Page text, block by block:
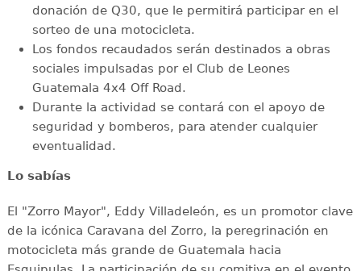
donación de Q30, que le permitirá participar en el
sorteo de una motocicleta.
Los fondos recaudados serán destinados a obras
sociales impulsadas por el Club de Leones
Guatemala 4x4 Off Road.
Durante la actividad se contará con el apoyo de
seguridad y bomberos, para atender cualquier
eventualidad.
Lo sabías
El "Zorro Mayor", Eddy Villadeleón, es un promotor clave
de la icónica Caravana del Zorro, la peregrinación en
motocicleta más grande de Guatemala hacia